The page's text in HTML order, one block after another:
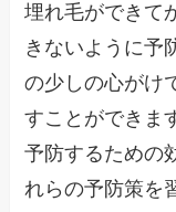
埋れ毛ができて
きないように予
の少しの心がけ
すことができま
予防するための
れらの予防策を